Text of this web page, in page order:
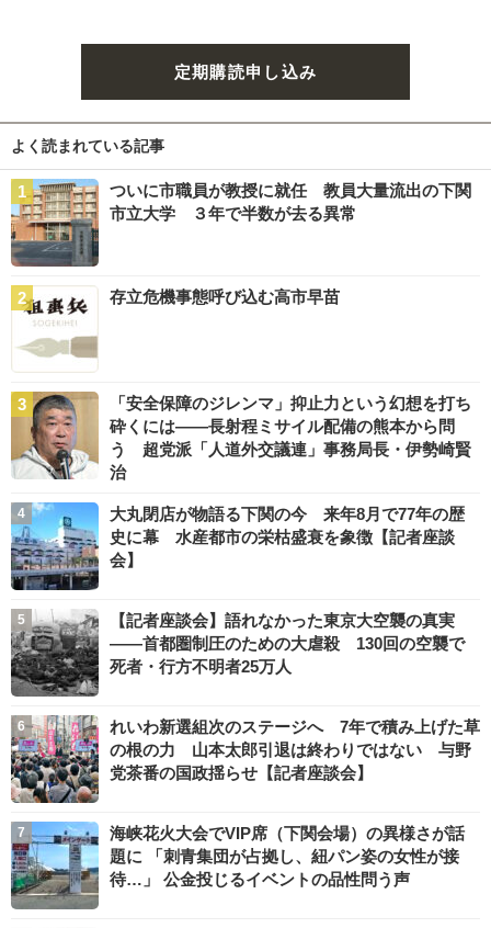
定期購読申し込み
よく読まれている記事
ついに市職員が教授に就任 教員大量流出の下関
市立大学 ３年で半数が去る異常
存立危機事態呼び込む高市早苗
「安全保障のジレンマ」抑止力という幻想を打ち
砕くには――長射程ミサイル配備の熊本から問
う 超党派「人道外交議連」事務局長・伊勢崎賢
治
大丸閉店が物語る下関の今 来年8月で77年の歴
史に幕 水産都市の栄枯盛衰を象徴【記者座談
会】
【記者座談会】語れなかった東京大空襲の真実
――首都圏制圧のための大虐殺 130回の空襲で
死者・行方不明者25万人
れいわ新選組次のステージへ 7年で積み上げた草
の根の力 山本太郎引退は終わりではない 与野
党茶番の国政揺らせ【記者座談会】
海峡花火大会でVIP席（下関会場）の異様さが話
題に 「刺青集団が占拠し、紐パン姿の女性が接
待…」 公金投じるイベントの品性問う声